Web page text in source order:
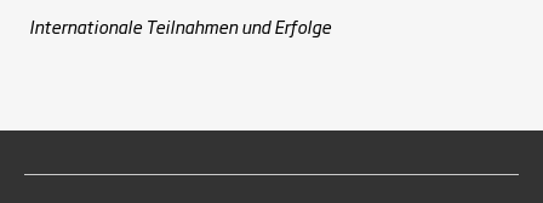
Internationale Teilnahmen und Erfolge